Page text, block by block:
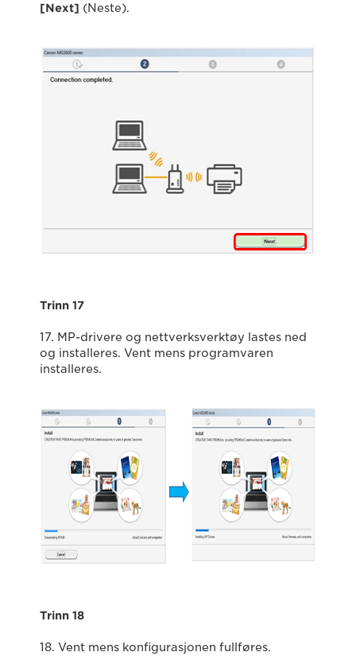
[Next] (Neste).
Trinn 17
17. MP-drivere og nettverksverktøy lastes ned
og installeres. Vent mens programvaren
installeres.
Trinn 18
18. Vent mens konfigurasjonen fullføres.